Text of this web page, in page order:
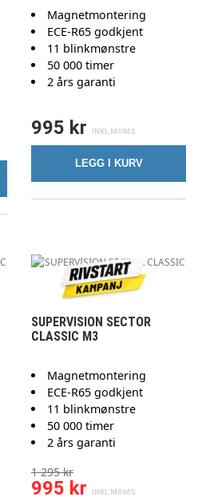
Magnetmontering
ECE-R65 godkjent
11 blinkmønstre
50 000 timer
2 års garanti
995 kr
LEGG I KURV
SUPERVISION SECTOR
CLASSIC M3
Magnetmontering
ECE-R65 godkjent
11 blinkmønstre
50 000 timer
2 års garanti
1 295 kr
995 kr